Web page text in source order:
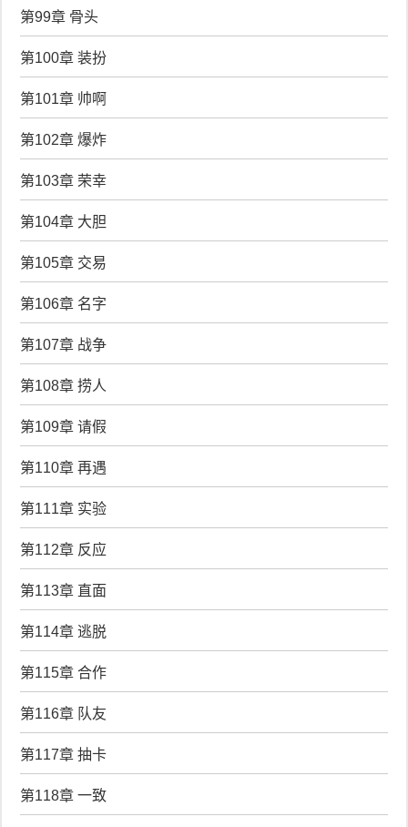
第99章 骨头
第100章 装扮
第101章 帅啊
第102章 爆炸
第103章 荣幸
第104章 大胆
第105章 交易
第106章 名字
第107章 战争
第108章 捞人
第109章 请假
第110章 再遇
第111章 实验
第112章 反应
第113章 直面
第114章 逃脱
第115章 合作
第116章 队友
第117章 抽卡
第118章 一致